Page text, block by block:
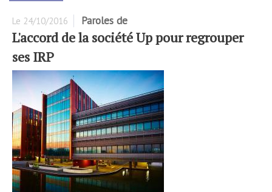
Le 24/10/2016 Paroles de
L'accord de la société Up pour regrouper
ses IRP